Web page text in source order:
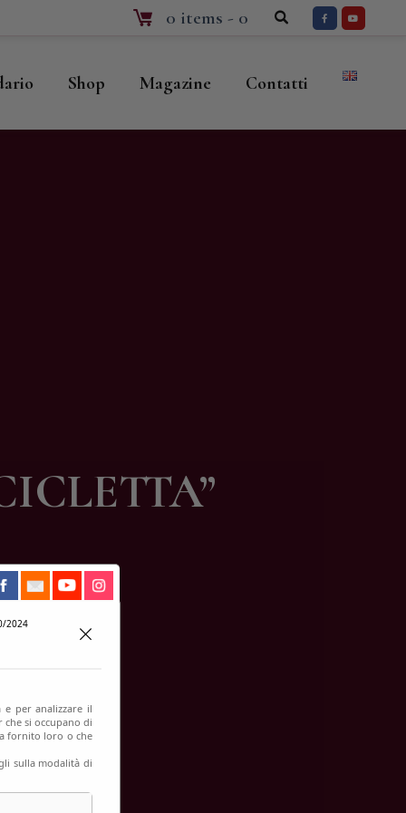
0 items - 0
Shop Magazine Contatti
2024
per analizzare il
si occupano di
fornito loro o che
sulla modalità di